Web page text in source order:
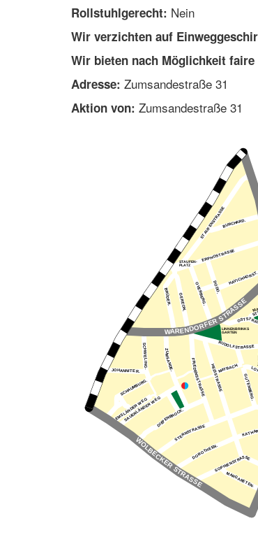
Rollstuhlgerecht: Nein
Wir verzichten auf
Wir bieten nach Möglichkeit
Adresse: Zumsandestraße 31
Aktion von: Zumsandestraße 31